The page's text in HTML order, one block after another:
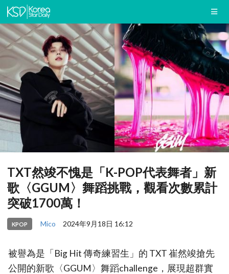
TXT然竣不愧是「K-POP代表舞者」新
歌〈GGUM〉舞蹈挑戰，觀看次數累計
突破1700萬！
KPOP Mico 2024年9月18日 16:12
被譽為是「Big Hit 傳奇練習生」的 TXT 崔然竣搶先
公開的新歌〈GGUM〉舞蹈challenge，展現超群實